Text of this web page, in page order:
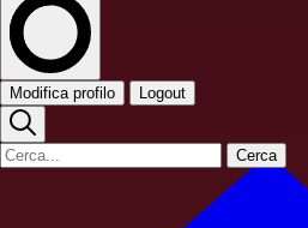
Modifica profilo Logout
Cerca